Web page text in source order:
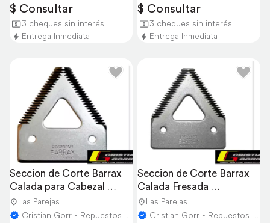
$ Consultar
3 cheques sin interés
Entrega Inmediata
$ Consultar
3 cheques sin interés
Entrega Inmediata
Seccion de Corte Barrax
Calada para Cabezal
Maizco
Las Parejas
Cristian Gorr - Repuestos Agricolas
Seccion de Corte Barrax
Calada Fresada
Cosechadora Johndeere
Las Parejas
Cristian Gorr - Repuestos Agricolas